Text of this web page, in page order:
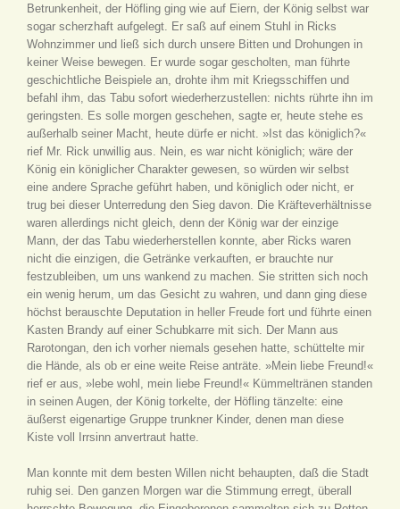
Betrunkenheit, der Höfling ging wie auf Eiern, der König selbst war
sogar scherzhaft aufgelegt. Er saß auf einem Stuhl in Ricks
Wohnzimmer und ließ sich durch unsere Bitten und Drohungen in
keiner Weise bewegen. Er wurde sogar gescholten, man führte
geschichtliche Beispiele an, drohte ihm mit Kriegsschiffen und
befahl ihm, das Tabu sofort wiederherzustellen: nichts rührte ihn im
geringsten. Es solle morgen geschehen, sagte er, heute stehe es
außerhalb seiner Macht, heute dürfe er nicht. »Ist das königlich?«
rief Mr. Rick unwillig aus. Nein, es war nicht königlich; wäre der
König ein königlicher Charakter gewesen, so würden wir selbst
eine andere Sprache geführt haben, und königlich oder nicht, er
trug bei dieser Unterredung den Sieg davon. Die Kräfteverhältnisse
waren allerdings nicht gleich, denn der König war der einzige
Mann, der das Tabu wiederherstellen konnte, aber Ricks waren
nicht die einzigen, die Getränke verkauften, er brauchte nur
festzubleiben, um uns wankend zu machen. Sie stritten sich noch
ein wenig herum, um das Gesicht zu wahren, und dann ging diese
höchst berauschte Deputation in heller Freude fort und führte einen
Kasten Brandy auf einer Schubkarre mit sich. Der Mann aus
Rarotongan, den ich vorher niemals gesehen hatte, schüttelte mir
die Hände, als ob er eine weite Reise anträte. »Mein liebe Freund!«
rief er aus, »lebe wohl, mein liebe Freund!« Kümmeltränen standen
in seinen Augen, der König torkelte, der Höfling tänzelte: eine
äußerst eigenartige Gruppe trunkner Kinder, denen man diese
Kiste voll Irrsinn anvertraut hatte.
Man konnte mit dem besten Willen nicht behaupten, daß die Stadt
ruhig sei. Den ganzen Morgen war die Stimmung erregt, überall